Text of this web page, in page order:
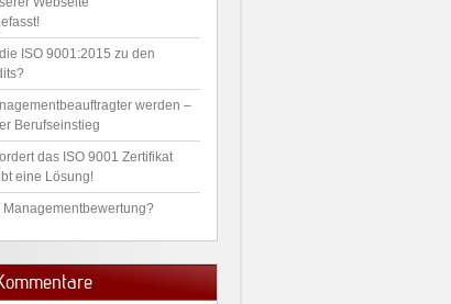
ISO 9001:2015 zu den
werden –
Berufseinstieg
das ISO 9001 Zertifikat
eine Lösung!
Managementbewertung?